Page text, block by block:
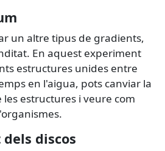
un altre tipus de gradients,
En aquest experiment
estructures unides entre
en l'aigua, pots canviar la
estructures i veure com
discos